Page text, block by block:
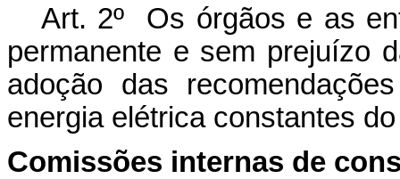
Art. 2º Os órgãos e as
permanente e sem prejuízo
adoção das
energia elétrica constantes
Comissões internas de